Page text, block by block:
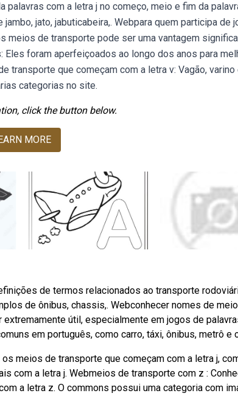
com a letra j no começo, meio e fim da
jato, jabuticabeira,. Webpara quem participa de
meios de transporte pode ser uma vantagem
foram aperfeiçoados ao longo dos anos para
que começam com a letra v: Vagão, varino
categorias no site.
click the button below.
MORE
de termos relacionados ao transporte
de ônibus, chassis,. Webconhecer nomes de
útil, especialmente em jogos de
em português, como carro, táxi, ônibus, metrô e
meios de transporte que começam com a letra j,
com a letra j. Webmeios de transporte com z :
a letra z. O commons possui uma categoria com